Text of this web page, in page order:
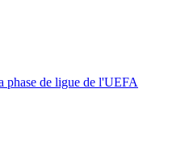
phase de ligue de l'UEFA